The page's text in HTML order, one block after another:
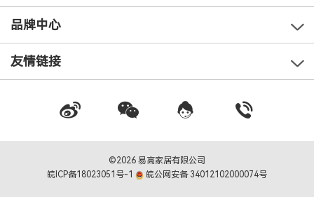
品牌中心
友情链接
©2026 易高家居有限公司
皖ICP备18023051号-1
皖公网安备 34012102000074号